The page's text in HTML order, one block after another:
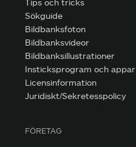
Tips och tricks
Sökguide
Bildbanksfoton
Bildbanksvideor
Bildbanksillustrationer
Insticksprogram och appar
Licensinformation
Juridiskt/Sekretesspolicy
FÖRETAG